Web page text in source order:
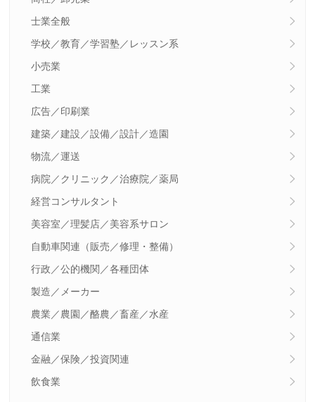
士業全般
学校／教育／学習塾／レッスン系
小売業
工業
広告／印刷業
建築／建設／設備／設計／造園
物流／運送
病院／クリニック／治療院／薬局
経営コンサルタント
美容室／理髪店／美容系サロン
自動車関連（販売／修理・整備）
行政／公的機関／各種団体
製造／メーカー
農業／農園／酪農／畜産／水産
通信業
金融／保険／投資関連
飲食業